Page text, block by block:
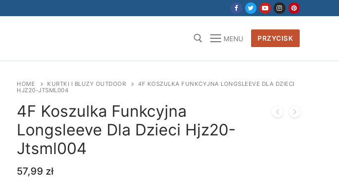
Szukaj:
MENU PRZYCISK
HOME KURTKI I BLUZY OUTDOOR
4F KOSZULKA FUNKCYJNA LONGSLEEVE DLA DZIECI
HJZ20-JTSML004
4F Koszulka Funkcyjna
Longsleeve Dla Dzieci Hjz20-
Jtsml004
57,99 zł